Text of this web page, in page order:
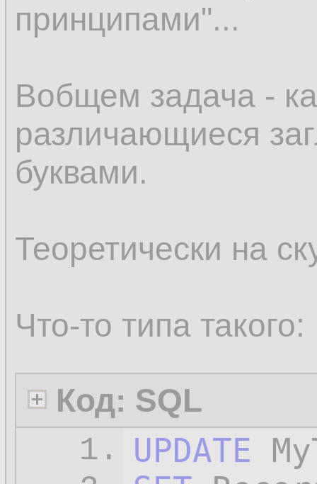
принципами"...
Вобщем задача -
различающиеся
буквами.
Теоретически на
Что-то типа такого:
Код: SQL
1.
UPDATE